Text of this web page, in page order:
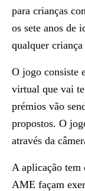
para crianças
os sete anos de
qualquer
O jogo consiste
virtual que vai
prémios vão
propostos. O
através da
A aplicação tem
AME façam